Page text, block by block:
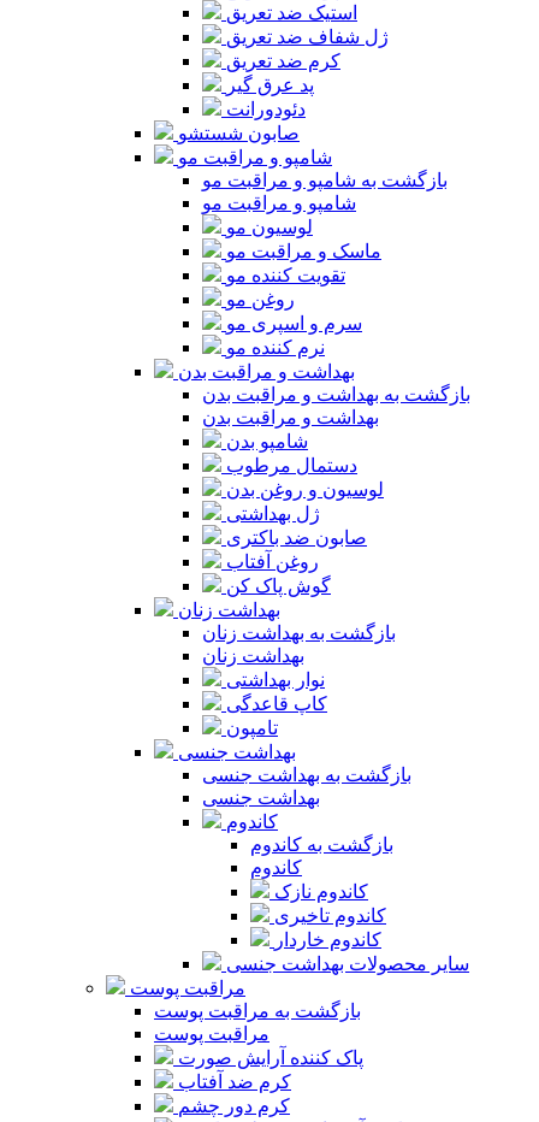
استیک ضد تعریق
ژل شفاف ضد تعریق
کرم ضد تعریق
پد عرق گیر
دئودورانت
صابون شستشو
شامپو و مراقبت مو
بازگشت به شامپو و مراقبت مو
شامپو و مراقبت مو
لوسیون مو
ماسک و مراقبت مو
تقویت کننده مو
روغن مو
سرم و اسپری مو
نرم کننده مو
بهداشت و مراقبت بدن
بازگشت به بهداشت و مراقبت بدن
بهداشت و مراقبت بدن
شامپو بدن
دستمال مرطوب
لوسیون و روغن بدن
ژل بهداشتی
صابون ضد باکتری
روغن آفتاب
گوش پاک کن
بهداشت زنان
بازگشت به بهداشت زنان
بهداشت زنان
نوار بهداشتی
کاپ قاعدگی
تامپون
بهداشت جنسی
بازگشت به بهداشت جنسی
بهداشت جنسی
کاندوم
بازگشت به کاندوم
کاندوم
کاندوم نازک
کاندوم تاخیری
کاندوم خاردار
سایر محصولات بهداشت جنسی
مراقبت پوست
بازگشت به مراقبت پوست
مراقبت پوست
پاک کننده آرایش صورت
کرم ضد آفتاب
کرم دور چشم